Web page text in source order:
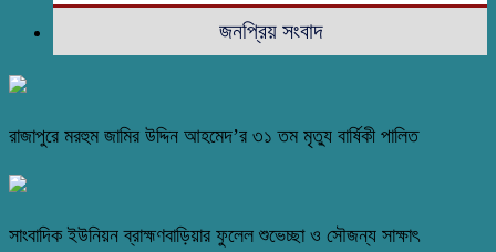
জনপ্রিয় সংবাদ
রাজাপুরে মরহুম জামির উদ্দিন আহমেদ’র ৩১ তম মৃত্যু বার্ষিকী পালিত
সাংবাদিক ইউনিয়ন ব্রাহ্মণবাড়িয়ার ফুলেল শুভেচ্ছা ও সৌজন্য সাক্ষাৎ